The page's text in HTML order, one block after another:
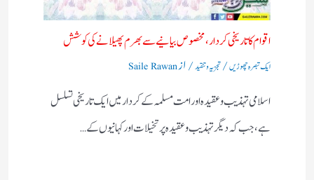
اقوام کا تاریخی کردار،مخصوص بیانیے سے بھرم پھیلانے کی کوشش
ایک تبصرہ چھوڑیں/تجزیہ و تنقید/ ازSaile Rawan
اسلامی تہذیب و عقیدہ اور امت مسلمہ کے کردار میں ایک تاریخی تسلسل
ہے، جب کہ دیگر تہذیب و عقیدہ پر تخیلات اور کہانیوں کے…